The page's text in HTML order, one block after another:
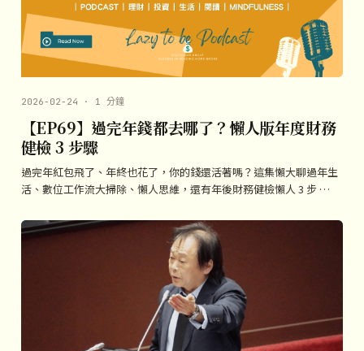
2026-02-24 · 1 分鐘
【EP69】過完年錢都去哪了？懶人版年度財務
健檢 3 步驟
過完年紅包飛了、年終也花了，你的錢還活著嗎？這集懶大聊過年生
活、數位工作流大掃除、懶人思維，還有年後財務健檢懶人 3 步 …